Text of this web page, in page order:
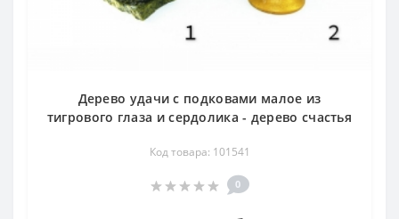
Дерево удачи с подковами малое из
тигрового глаза и сердолика - дерево счастья
Код товара: 101541
0